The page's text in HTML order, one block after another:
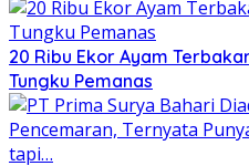
20 Ribu Ekor Ayam
Tungku Pemanas